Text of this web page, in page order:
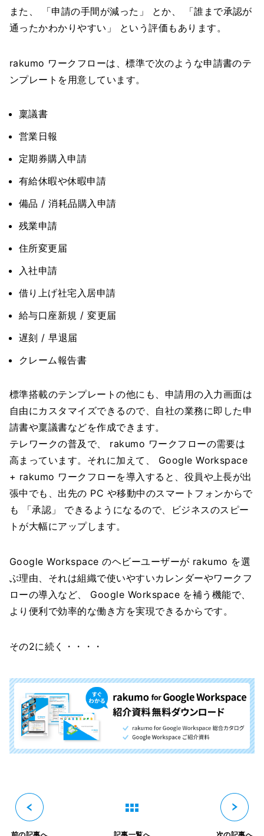
また、 「申請の手間が減った」 とか、 「誰まで承認が
通ったかわかりやすい」 という評価もあります。
rakumo ワークフローは、標準で次のような申請書のテ
ンプレートを用意しています。
稟議書
営業日報
定期券購入申請
有給休暇や休暇申請
備品 / 消耗品購入申請
残業申請
住所変更届
入社申請
借り上げ社宅入居申請
給与口座新規 / 変更届
遅刻 / 早退届
クレーム報告書
標準搭載のテンプレートの他にも、申請用の入力画面は
自由にカスタマイズできるので、自社の業務に即した申
請書や稟議書などを作成できます。
テレワークの普及で、 rakumo ワークフローの需要は
高まっています。それに加えて、 Google Workspace
+ rakumo ワークフローを導入すると、役員や上長が出
張中でも、出先の PC や移動中のスマートフォンからで
も 「承認」 できるようになるので、ビジネスのスピー
トが大幅にアップします。
Google Workspace のヘビーユーザーが rakumo を選
ぶ理由、それは組織で使いやすいカレンダーやワークフ
ローの導入など、 Google Workspace を補う機能で、
より便利で効率的な働き方を実現できるからです。
その2に続く・・・・